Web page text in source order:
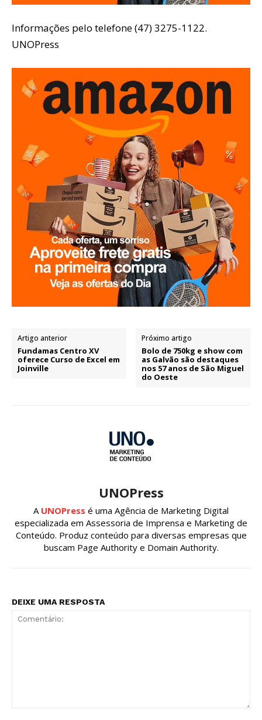
Informações pelo telefone (47) 3275-1122.
UNOPress
Artigo anterior
Fundamas Centro XV
oferece Curso de Excel em
Joinville
Próximo artigo
Bolo de 750kg e show com
as Galvão são destaques
nos 57 anos de São Miguel
do Oeste
UNOPress
A UNOPress é uma Agência de Marketing Digital
especializada em Assessoria de Imprensa e Marketing de
Conteúdo. Produz conteúdo para diversas empresas que
buscam Page Authority e Domain Authority.
DEIXE UMA RESPOSTA